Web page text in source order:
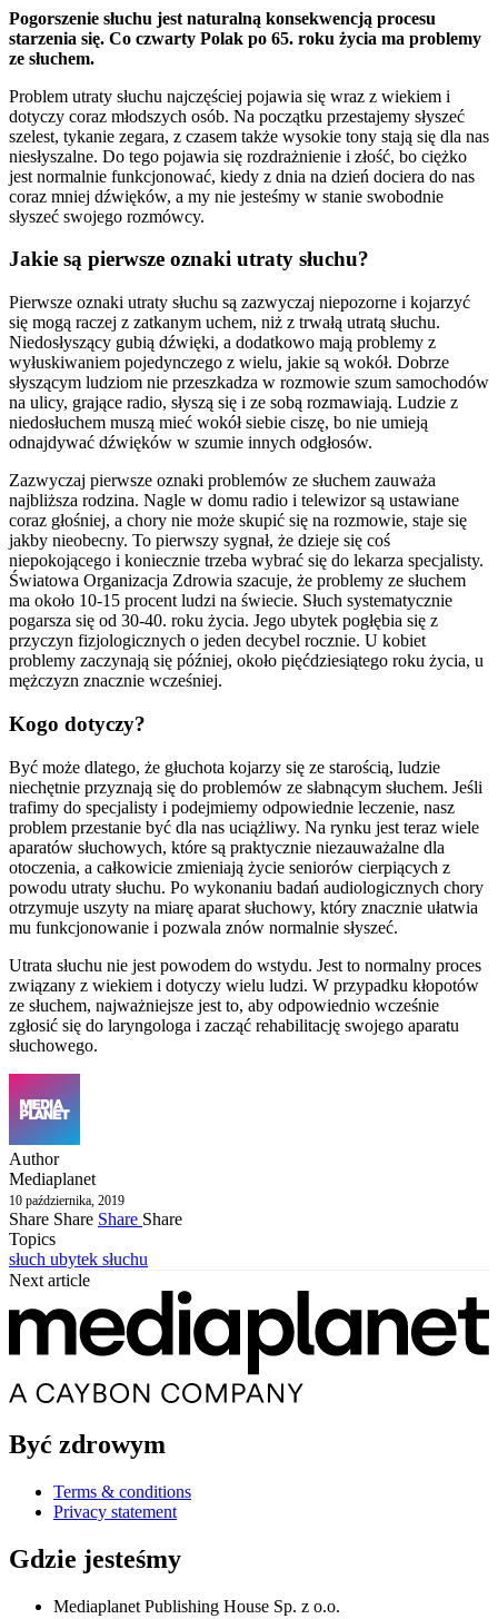
Pogorszenie słuchu jest naturalną konsekwencją procesu
starzenia się. Co czwarty Polak po 65. roku życia ma problemy
ze słuchem.
Problem utraty słuchu najczęściej pojawia się wraz z wiekiem i
dotyczy coraz młodszych osób. Na początku przestajemy słyszeć
szelest, tykanie zegara, z czasem także wysokie tony stają się dla nas
niesłyszalne. Do tego pojawia się rozdrażnienie i złość, bo ciężko
jest normalnie funkcjonować, kiedy z dnia na dzień dociera do nas
coraz mniej dźwięków, a my nie jesteśmy w stanie swobodnie
słyszeć swojego rozmówcy.
Jakie są pierwsze oznaki utraty słuchu?
Pierwsze oznaki utraty słuchu są zazwyczaj niepozorne i kojarzyć
się mogą raczej z zatkanym uchem, niż z trwałą utratą słuchu.
Niedosłyszący gubią dźwięki, a dodatkowo mają problemy z
wyłuskiwaniem pojedynczego z wielu, jakie są wokół. Dobrze
słyszącym ludziom nie przeszkadza w rozmowie szum samochodów
na ulicy, grające radio, słyszą się i ze sobą rozmawiają. Ludzie z
niedosłuchem muszą mieć wokół siebie ciszę, bo nie umieją
odnajdywać dźwięków w szumie innych odgłosów.
Zazwyczaj pierwsze oznaki problemów ze słuchem zauważa
najbliższa rodzina. Nagle w domu radio i telewizor są ustawiane
coraz głośniej, a chory nie może skupić się na rozmowie, staje się
jakby nieobecny. To pierwszy sygnał, że dzieje się coś
niepokojącego i koniecznie trzeba wybrać się do lekarza specjalisty.
Światowa Organizacja Zdrowia szacuje, że problemy ze słuchem
ma około 10-15 procent ludzi na świecie. Słuch systematycznie
pogarsza się od 30-40. roku życia. Jego ubytek pogłębia się z
przyczyn fizjologicznych o jeden decybel rocznie. U kobiet
problemy zaczynają się później, około pięćdziesiątego roku życia, u
mężczyzn znacznie wcześniej.
Kogo dotyczy?
Być może dlatego, że głuchota kojarzy się ze starością, ludzie
niechętnie przyznają się do problemów ze słabnącym słuchem. Jeśli
trafimy do specjalisty i podejmiemy odpowiednie leczenie, nasz
problem przestanie być dla nas uciążliwy. Na rynku jest teraz wiele
aparatów słuchowych, które są praktycznie niezauważalne dla
otoczenia, a całkowicie zmieniają życie seniorów cierpiących z
powodu utraty słuchu. Po wykonaniu badań audiologicznych chory
otrzymuje uszyty na miarę aparat słuchowy, który znacznie ułatwia
mu funkcjonowanie i pozwala znów normalnie słyszeć.
Utrata słuchu nie jest powodem do wstydu. Jest to normalny proces
związany z wiekiem i dotyczy wielu ludzi. W przypadku kłopotów
ze słuchem, najważniejsze jest to, aby odpowiednio wcześnie
zgłosić się do laryngologa i zacząć rehabilitację swojego aparatu
słuchowego.
Author
Mediaplanet
10 października, 2019
Share Share Share Share
Topics
słuch ubytek słuchu
Next article
Być zdrowym
Terms & conditions
Privacy statement
Gdzie jesteśmy
Mediaplanet Publishing House Sp. z o.o.